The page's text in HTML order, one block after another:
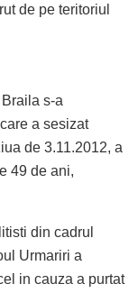
de pe teritoriul
s-a
a sesizat
de 3.11.2012, a
49 de ani,
din cadrul
Urmariri a
in cauza a purtat